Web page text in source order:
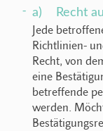
a) Recht
Jede
Richtlinien-
Recht, von
eine
betreffende
werden.